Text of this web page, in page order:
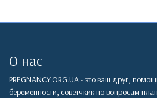
О нас
PREGNANCY.ORG.UA - это ваш друг,
беременности, советчкик по вопросам